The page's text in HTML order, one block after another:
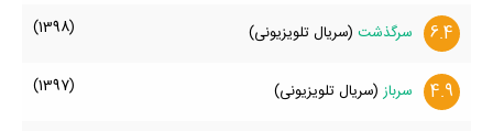
6.4 سرگذشت (سریال تلویزیونی) (1398)
4.9 سرباز (سریال تلویزیونی) (1397)